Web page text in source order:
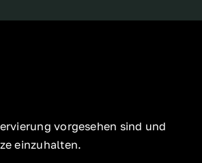
vorgesehen sind und
einzuhalten.